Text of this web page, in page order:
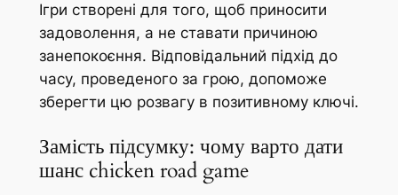
Ігри створені для того, щоб приносити
задоволення, а не ставати причиною
занепокоєння. Відповідальний підхід до
часу, проведеного за грою, допоможе
зберегти цю розвагу в позитивному ключі.
Замість підсумку: чому варто дати
шанс chicken road game